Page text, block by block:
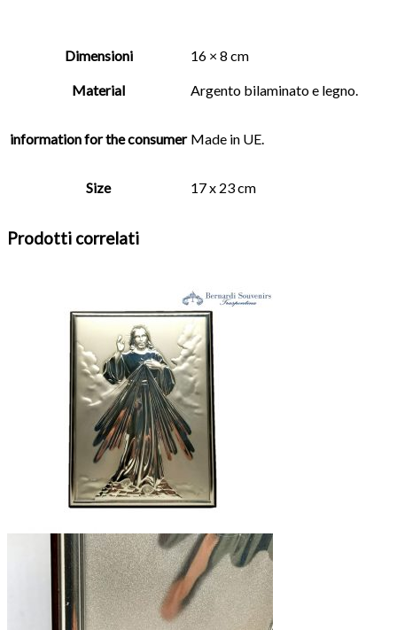
Dimensioni 16 × 8 cm
Material Argento bilaminato e legno.
information for the consumer Made in UE.
Size 17 x 23 cm
Prodotti correlati